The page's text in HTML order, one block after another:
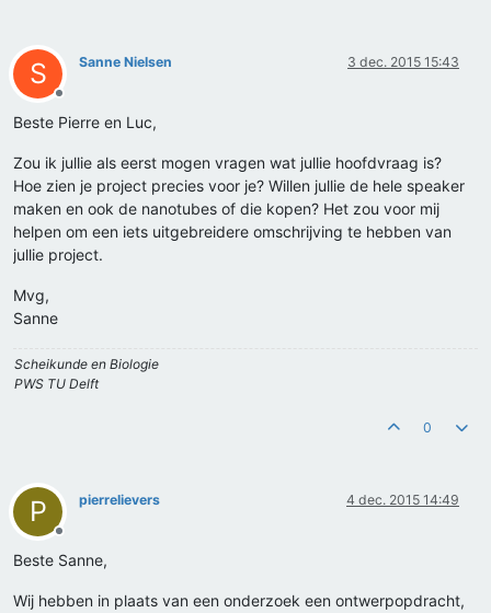
S
Offline
Sanne Nielsen 3 dec. 2015 15:43
Beste Pierre en Luc,
Zou ik jullie als eerst mogen vragen wat jullie hoofdvraag is?
Hoe zien je project precies voor je? Willen jullie de hele speaker
maken en ook de nanotubes of die kopen? Het zou voor mij
helpen om een iets uitgebreidere omschrijving te hebben van
jullie project.
Mvg,
Sanne
Scheikunde en Biologie
PWS TU Delft
0
P
Offline
pierrelievers 4 dec. 2015 14:49
Beste Sanne,
Wij hebben in plaats van een onderzoek een ontwerpopdracht,